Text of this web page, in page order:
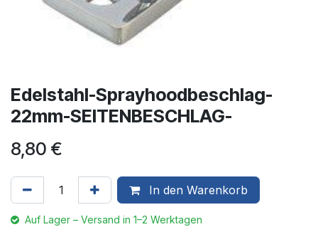
Edelstahl-Sprayhoodbeschlag-
22mm-SEITENBESCHLAG-
8,80 €
In den Warenkorb
Auf Lager – Versand in 1–2 Werktagen